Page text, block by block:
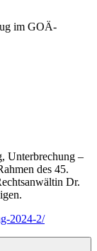
im GOÄ-
Unterbrechung –
des 45.
Dr.
2024-2/